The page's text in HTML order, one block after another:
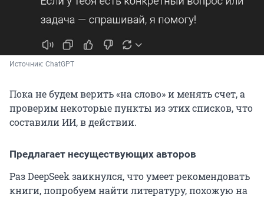
Источник: ChatGPT
Пока не будем верить «на слово» и менять счет, а
проверим некоторые пункты из этих списков, что
составили ИИ, в действии.
Предлагает несуществующих авторов
Раз DeepSeek заикнулся, что умеет рекомендовать
книги, попробуем найти литературу, похожую на